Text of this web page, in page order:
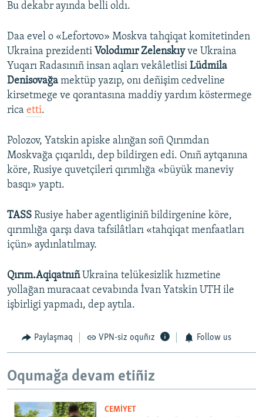
Bu dekabr ayında belli oldı.
Daa evel o «Lefortovo» Moskva tahqiqat komitetinden
Ukraina prezidenti Volodımır Zelenskıyve Ukraina
Yuqarı Radasınıñ insan aqları vekâletlisi Lüdmila
Denisovağa mektüp yazıp, onı deñişim cedveline
kirsetmege ve qorantasına maddiy yardım köstermege
rica etti.
Polozov, Yatskin apiske alınğan soñ Qırımdan
Moskvağa çıqarıldı, dep bildirgen edi. Onıñ aytqanına
köre, Rusiye quvetçileri qırımlığa «büyük maneviy
basqı» yaptı.
TASS Rusiye haber agentliginiñ bildirgenine köre,
qırımlığa qarşı dava tafsilâtları «tahqiqat menfaatları
içün» aydınlatılmay.
Qırım.AqiqatnıñUkraina telükesizlik hızmetine
yollağan muracaat cevabında İvan Yatskin UTH ile
işbirligi yapmadı, dep aytıla.
Paylaşmaq VPN-siz oquñız Follow us
Oqumağa devam etiñiz
CEMİYET